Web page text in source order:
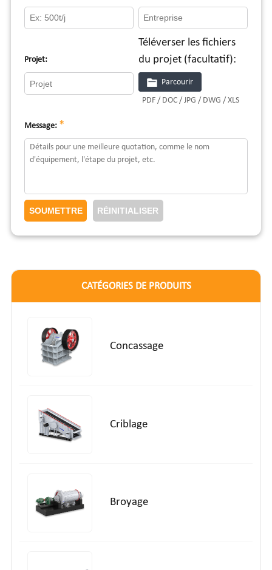
Projet:
Téléverser les fichiers
du projet (facultatif):
Parcourir
PDF / DOC / JPG / DWG / XLS
Message: *
CATÉGORIES DE PRODUITS
Concassage
Criblage
Broyage